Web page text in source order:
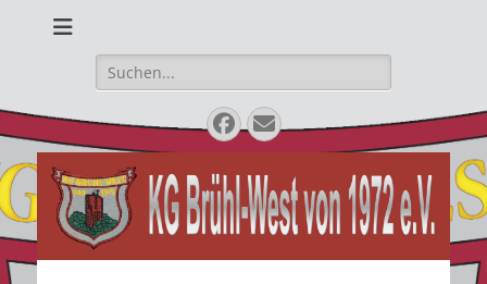
1972 e.V.
Suche
nach:
Facebook
E-
Mail